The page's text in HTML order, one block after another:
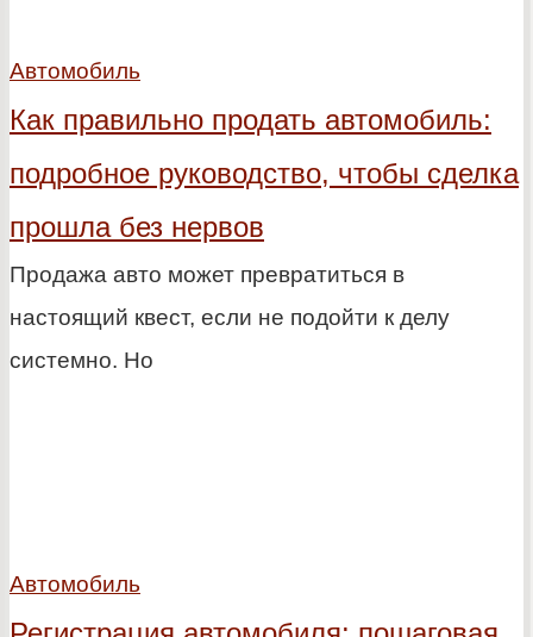
Автомобиль
Как правильно продать автомобиль:
подробное руководство, чтобы сделка
прошла без нервов
Продажа авто может превратиться в
настоящий квест, если не подойти к делу
системно. Но
Автомобиль